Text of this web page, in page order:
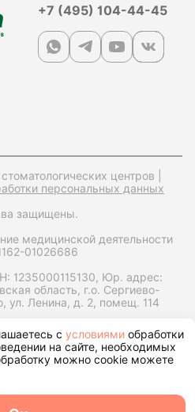
+7 (495) 104-44-45
центров |
персональных данных
защищены.
медицинской деятельности
01026686
1235000115130, Юр. адрес:
область, г.о. Сергиево-
ул. Ленина, д. 2, помещ. 114
на налоговый вычет
с условиями обработки
на сайте, необходимых
можно cookie можете